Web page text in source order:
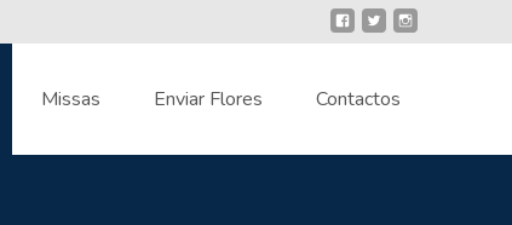
Missas Enviar Flores Contactos